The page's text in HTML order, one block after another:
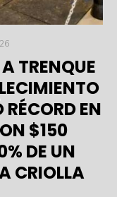
TRENQUE
RÉCORD EN
$150
DE UN
CRIOLLA